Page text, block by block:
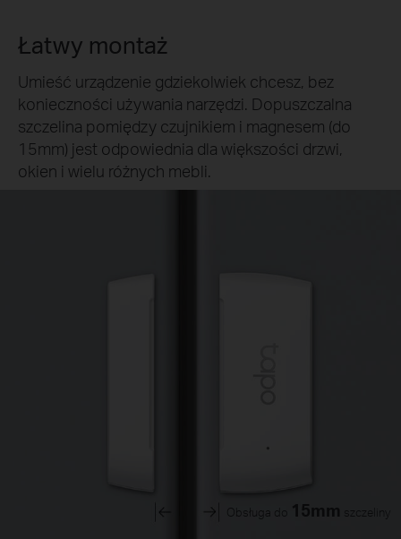
Obsługa do 15mm
Łatwy montaż
Umieść urządzenie gdziekolwiek chcesz, bez
konieczności używania narzędzi. Dopuszczalna
szczelina pomiędzy czujnikiem i magnesem (do
15mm) jest odpowiednia dla większości drzwi,
okien i wielu różnych mebli.